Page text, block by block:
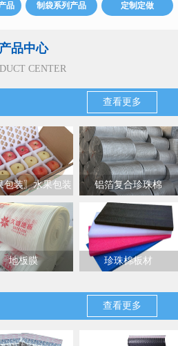
品 制袋系列产品 定制定做
产品中心
CENTER
查看更多
包装〗水果包装
内托材料
铝箔复合珍珠棉
地板膜 珍珠棉板材
查看更多